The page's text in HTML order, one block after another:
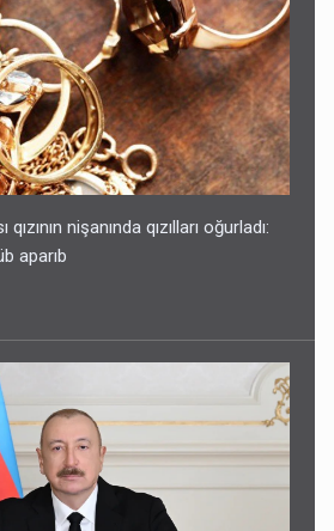
nişanında qızılları oğurladı:
aparıb